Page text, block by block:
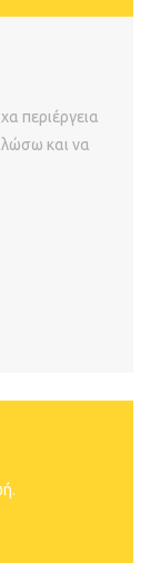
περιέργεια
και να